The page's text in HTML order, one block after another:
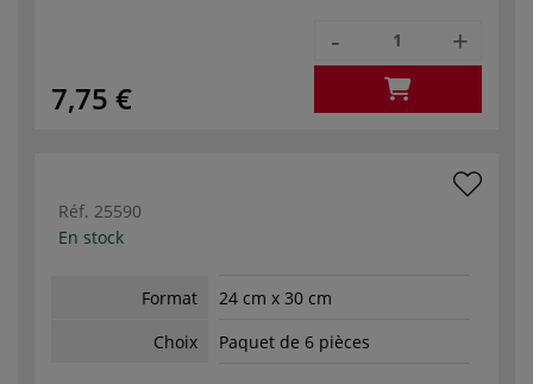
7,75 €
- +
Réf. 25590
En stock
Format
24 cm x 30 cm
Choix
Paquet de 6 pièces